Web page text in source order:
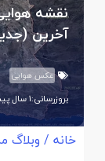
نقشه
آخرین
عکس هوایی
بروزرسانی:1 سال پیش
خانه / وبلاگ